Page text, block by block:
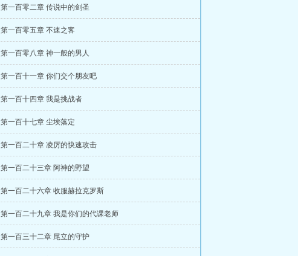
第一百零二章 传说中的剑圣
第一百零五章 不速之客
第一百零八章 神一般的男人
第一百十一章 你们交个朋友吧
第一百十四章 我是挑战者
第一百十七章 尘埃落定
第一百二十章 凌厉的快速攻击
第一百二十三章 阿神的野望
第一百二十六章 收服赫拉克罗斯
第一百二十九章 我是你们的代课老师
第一百三十二章 尾立的守护